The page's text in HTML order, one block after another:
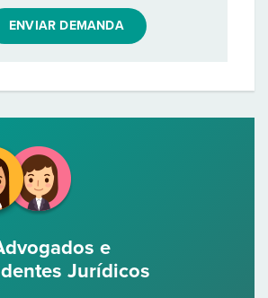
ENVIAR DEMANDA
e
Jurídicos